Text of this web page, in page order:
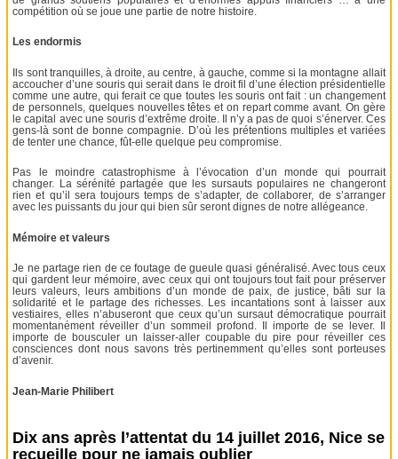
compétition où se joue une partie de notre histoire.
Les endormis
Ils sont tranquilles, à droite, au centre, à gauche, comme si la montagne allait
accoucher d’une souris qui serait dans le droit fil d’une élection présidentielle
comme une autre, qui ferait ce que toutes les souris ont fait : un changement
de personnels, quelques nouvelles têtes et on repart comme avant. On gère
le capital avec une souris d’extrême droite. Il n’y a pas de quoi s’énerver. Ces
gens-là sont de bonne compagnie. D’où les prétentions multiples et variées
de tenter une chance, fût-elle quelque peu compromise.
Pas le moindre catastrophisme à l’évocation d’un monde qui pourrait
changer. La sérénité partagée que les sursauts populaires ne changeront
rien et qu’il sera toujours temps de s’adapter, de collaborer, de s’arranger
avec les puissants du jour qui bien sûr seront dignes de notre allégeance.
Mémoire et valeurs
Je ne partage rien de ce foutage de gueule quasi généralisé. Avec tous ceux
qui gardent leur mémoire, avec ceux qui ont toujours tout fait pour préserver
leurs valeurs, leurs ambitions d’un monde de paix, de justice, bâti sur la
solidarité et le partage des richesses. Les incantations sont à laisser aux
vestiaires, elles n’abuseront que ceux qu’un sursaut démocratique pourrait
momentanément réveiller d’un sommeil profond. Il importe de se lever. Il
importe de bousculer un laisser-aller coupable du pire pour réveiller ces
consciences dont nous savons très pertinemment qu’elles sont porteuses
d’avenir.
Jean-Marie Philibert
Dix ans après l’attentat du 14 juillet 2016, Nice se
recueille pour ne jamais oublier